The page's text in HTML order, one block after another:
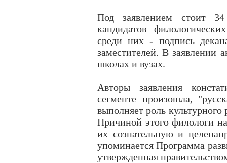
Под заявлением стоит
кандидатов
среди них - подпись
заместителей. В заявлении
школах и вузах.
Авторы заявления
сегменте произошла,
выполняет роль культурного
Причиной этого филологи
их сознательную и
упоминается Программа
утвержденная